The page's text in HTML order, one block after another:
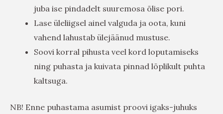
juba ise pindadelt suuremosa õlise pori.
Lase üleliigsel ainel valguda ja oota, kuni
vahend lahustab ülejäänud mustuse.
Soovi korral pihusta veel kord loputamiseks
ning puhasta ja kuivata pinnad lõplikult puhta
kaltsuga.
NB! Enne puhastama asumist proovi igaks-juhuks